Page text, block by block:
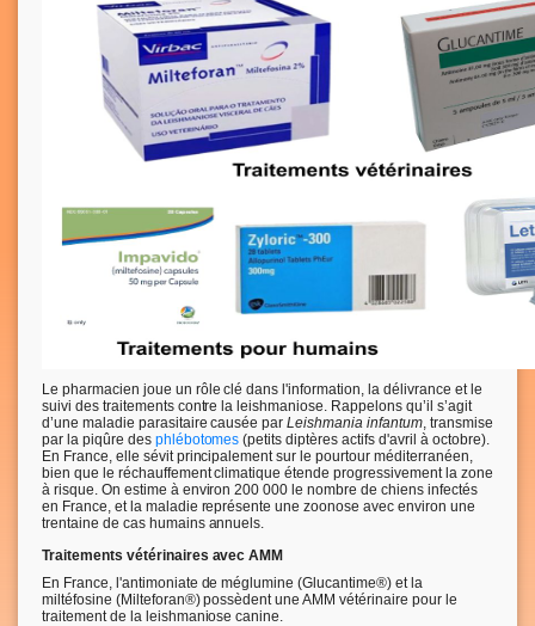
Le pharmacien joue un rôle clé dans l'information, la délivrance et le
suivi des traitements contre la leishmaniose. Rappelons qu’il s’agit
d’une maladie parasitaire causée parLeishmania infantum, transmise
par la piqûre des phlébotomes (petits diptères actifs d'avril à octobre).
En France, elle sévit principalement sur le pourtour méditerranéen,
bien que le réchauffement climatique étende progressivement la zone
à risque. On estime à environ 200 000 le nombre de chiens infectés
en France, et la maladie représente une zoonose avec environ une
trentaine de cas humains annuels.
Traitements vétérinaires avec AMM
En France, l'antimoniate de méglumine (Glucantime®) et la
miltéfosine (Milteforan®) possèdent une AMM vétérinaire pour le
traitement de la leishmaniose canine.